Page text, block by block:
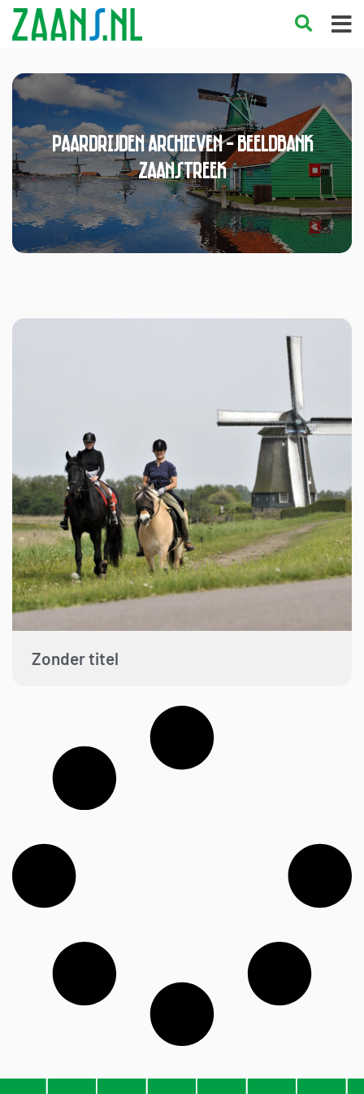
Paardrijden Archieven - Beeldbank
Zaanstreek
Zonder titel